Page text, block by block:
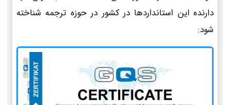
دارنده این استانداردها در کشور در حوزه ترجمه شناخته
شود: